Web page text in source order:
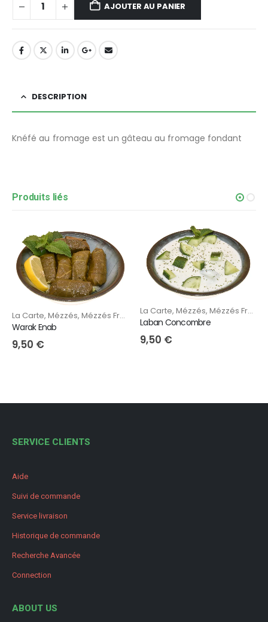
AJOUTER AU PANIER
DESCRIPTION
Knéfé au fromage est un gâteau au fromage fondant
Produits liés
La Carte, Mézzés, Mézzés Froids
Warak Enab
9,50 €
La Carte, Mézzés, Mézzés Froids
Laban Concombre
9,50 €
SERVICE CLIENTS
Aide
Suivi de commande
Service livraison
Historique de commande
Recherche Avancée
Connection
ABOUT US